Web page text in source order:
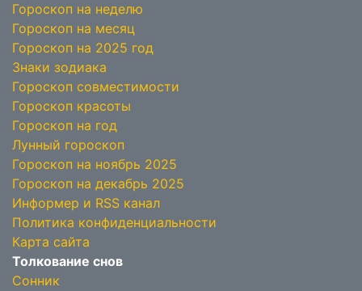
Гороскоп на неделю
Гороскоп на месяц
Гороскоп на 2025 год
Знаки зодиака
Гороскоп совместимости
Гороскоп красоты
Гороскоп на год
Лунный гороскоп
Гороскоп на ноябрь 2025
Гороскоп на декабрь 2025
Информер и RSS канал
Политика конфиденциальности
Карта сайта
Толкование снов
Сонник